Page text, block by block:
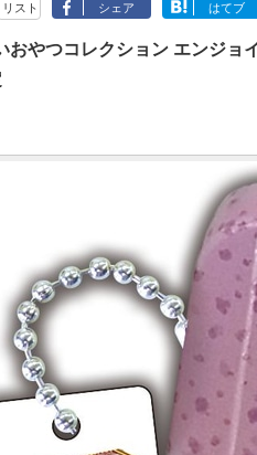
リスト シェア はてブ
おやつコレクション エンジョ